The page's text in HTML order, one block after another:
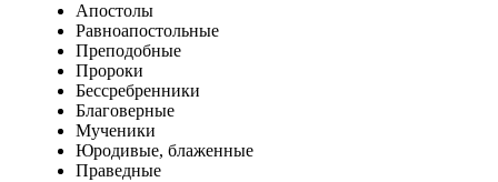
Апостолы
Равноапостольные
Преподобные
Пророки
Бессребренники
Благоверные
Мученики
Юродивые, блаженные
Праведные